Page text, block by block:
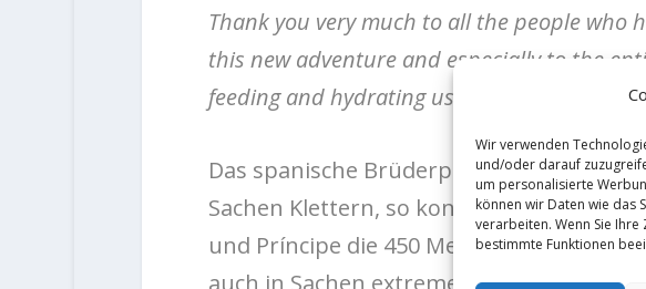
Wir verwenden
und/oder darauf
um personalisierte
können wir Daten wie das
verarbeiten. Wenn Sie
bestimmte Funktionen
Thank you very much to all the people who
this new adventure and especially to the
feeding and hydrating us so well.“
Das spanische Brüderpaar Eneko und
Sachen Klettern, so konnten sie im Jahr
und Príncipe die 450 Meter lange Tour „
auch in Sachen extremes Sportklettern